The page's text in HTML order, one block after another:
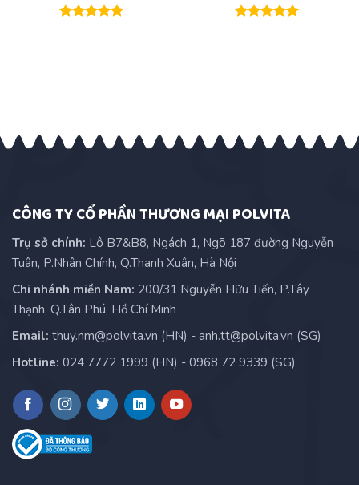
CÔNG TY CỔ PHẦN THƯƠNG MẠI POLVITA
Trụ sở chính: Lô B7&B8, Ngách 1, Ngõ 187 đường Nguyễn
Tuân, P.Nhân Chính, Q.Thanh Xuân, Hà Nội
Chi nhánh miền Nam: 200/31 Nguyễn Hữu Tiến, P.Tây
Thạnh, Q.Tân Phú, Hồ Chí Minh
Email: thuy.nm@polvita.vn (HN) - anh.tt@polvita.vn (SG)
Hotline: 024 7772 1999 (HN) - 0968 72 9339 (SG)